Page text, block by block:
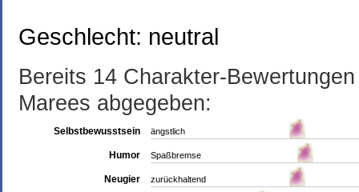
Geschlecht: neutral
Bereits 14 Charakter-
Marees abgegeben:
Selbstbewusstsein ängstlich
Humor Spaßbremse
Neugier zurückhaltend